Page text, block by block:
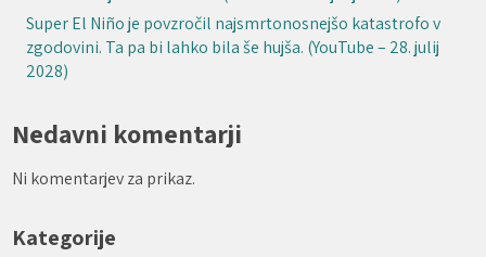
Super El Niño je povzročil najsmrtonosnejšo katastrofo v
zgodovini. Ta pa bi lahko bila še hujša. (YouTube – 28. julij
2028)
Nedavni komentarji
Ni komentarjev za prikaz.
Kategorije